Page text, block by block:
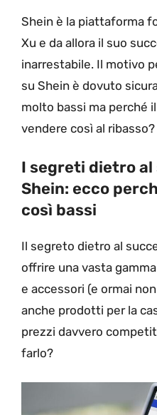
Shein è la piattaforma
Xu e da allora il suo
inarrestabile. Il motivo
su Shein è dovuto
molto bassi ma perché
vendere così al ribasso?
I segreti dietro al
Shein: ecco
così bassi
Il segreto dietro al
offrire una vasta
e accessori (e ormai
anche prodotti per la
prezzi davvero
farlo?